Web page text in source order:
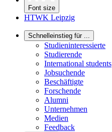
Font size
HTWK Leipzig
Schnelleinstieg für ...
Studieninteressierte
Studierende
International students
Jobsuchende
Beschäftigte
Forschende
Alumni
Unternehmen
Medien
Feedback